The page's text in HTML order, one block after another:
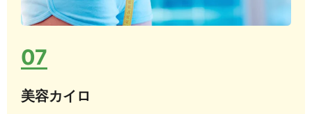
07
美容カイロ